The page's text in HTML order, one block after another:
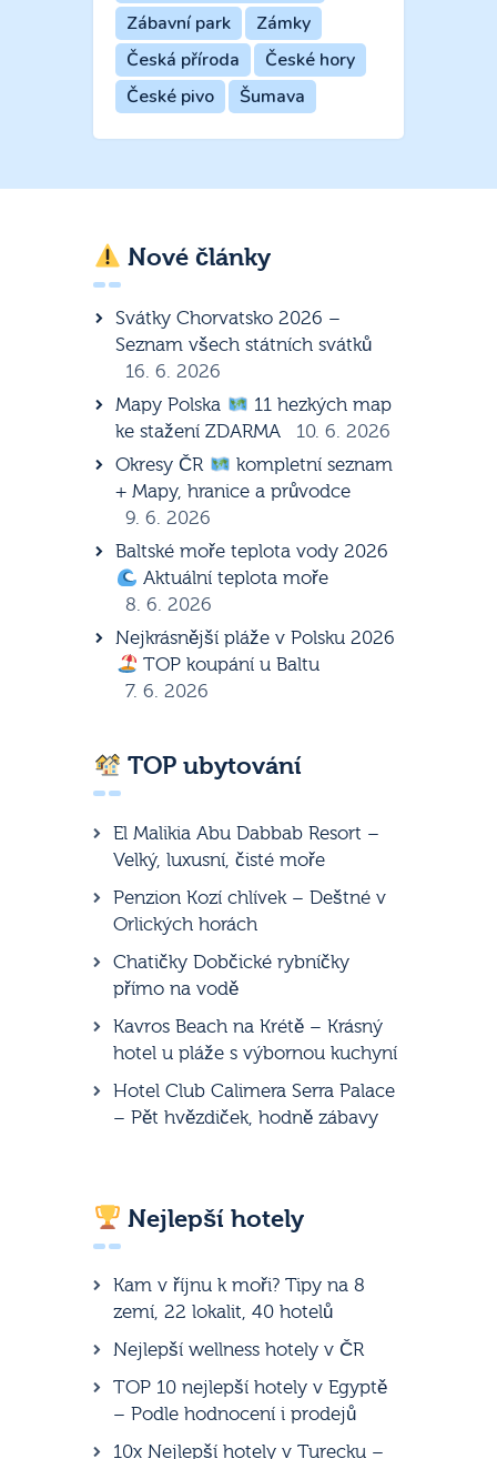
Zábavní park
Zámky
Česká příroda
České hory
České pivo
Šumava
Nové články
Svátky Chorvatsko 2026 –
Seznam všech státních svátků
16. 6. 2026
Mapy Polska
11 hezkých map
ke stažení ZDARMA
10. 6. 2026
Okresy ČR
kompletní seznam
+ Mapy, hranice a průvodce
9. 6. 2026
Baltské moře teplota vody 2026
Aktuální teplota moře
8. 6. 2026
Nejkrásnější pláže v Polsku 2026
TOP koupání u Baltu
7. 6. 2026
TOP ubytování
El Malikia Abu Dabbab Resort –
Velký, luxusní, čisté moře
Penzion Kozí chlívek – Deštné v
Orlických horách
Chatičky Dobčické rybníčky
přímo na vodě
Kavros Beach na Krétě – Krásný
hotel u pláže s výbornou kuchyní
Hotel Club Calimera Serra Palace
– Pět hvězdiček, hodně zábavy
Nejlepší hotely
Kam v říjnu k moři? Tipy na 8
zemí, 22 lokalit, 40 hotelů
Nejlepší wellness hotely v ČR
TOP 10 nejlepší hotely v Egyptě
– Podle hodnocení i prodejů
10x Nejlepší hotely v Turecku –